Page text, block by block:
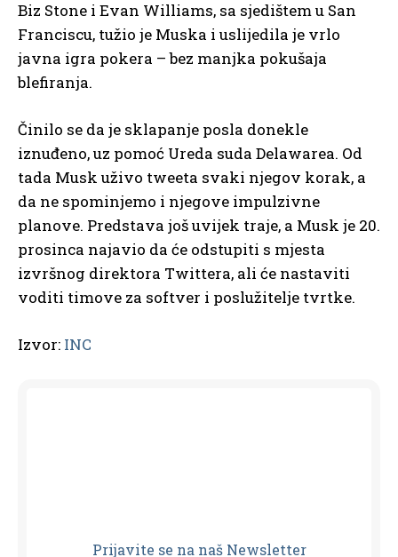
Biz Stone i Evan Williams, sa sjedištem u San
Franciscu, tužio je Muska i uslijedila je vrlo
javna igra pokera – bez manjka pokušaja
blefiranja.
Činilo se da je sklapanje posla donekle
iznuđeno, uz pomoć Ureda suda Delawarea. Od
tada Musk uživo tweeta svaki njegov korak, a
da ne spominjemo i njegove impulzivne
planove. Predstava još uvijek traje, a Musk je 20.
prosinca najavio da će odstupiti s mjesta
izvršnog direktora Twittera, ali će nastaviti
voditi timove za softver i poslužitelje tvrtke.
Izvor: INC
Prijavite se na naš Newsletter